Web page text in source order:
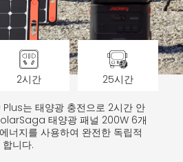
2시간 25시간
는 태양광 충전으로 2시간 안
태양광 패널 200W 6개
너지를 사용하여 완전한 독립적
니다.